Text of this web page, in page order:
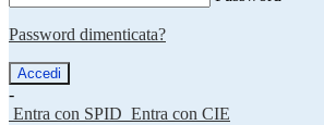
Password dimenticata?
-
Entra con SPID Entra con CIE